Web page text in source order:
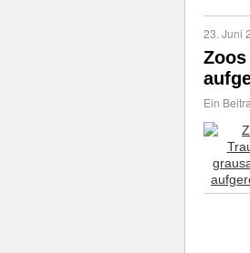
23. Juni
Ein